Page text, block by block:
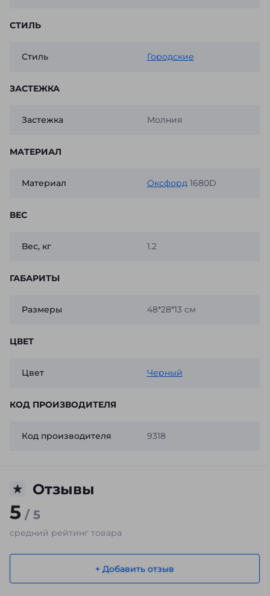
СТИЛЬ
Стиль Городские
ЗАСТЕЖКА
Застежка Молния
МАТЕРИАЛ
Материал Оксфорд1680D
ВЕС
Вес, кг 1.2
ГАБАРИТЫ
Размеры 48*28*13 см
ЦВЕТ
Цвет Черный
КОД ПРОИЗВОДИТЕЛЯ
Код производителя 9318
Отзывы
5 / 5
средний рейтинг товара
+ Добавить отзыв